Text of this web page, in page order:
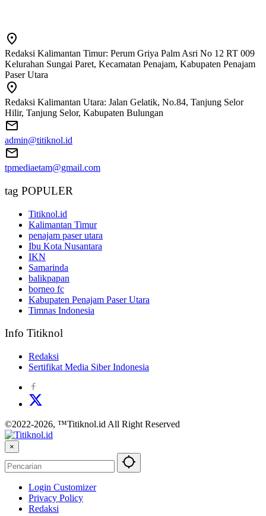
Redaksi Kalimantan Timur: Perum Griya Palm Asri No 12 RT 009
Kelurahan Sungai Paret, Kecamatan Penajam, Kabupaten Penajam
Paser Utara
Redaksi Kalimantan Utara: Jalan Gelatik, No.84, Tanjung Selor
Hilir, Tanjung Selor, Kabupaten Bulungan
admin@titiknol.id
tpmediaetam@gmail.com
tag POPULER
Titiknol.id
Kalimantan Timur
penajam paser utara
Ibu Kota Nusantara
IKN
Samarinda
balikpapan
borneo fc
Kabupaten Penajam Paser Utara
Timnas Indonesia
Info Titiknol
Redaksi
Sertifikat Media Siber Indonesia
©2022-2026, ™Titiknol.id All Right Reserved
×
Login Customizer
Privacy Policy
Redaksi